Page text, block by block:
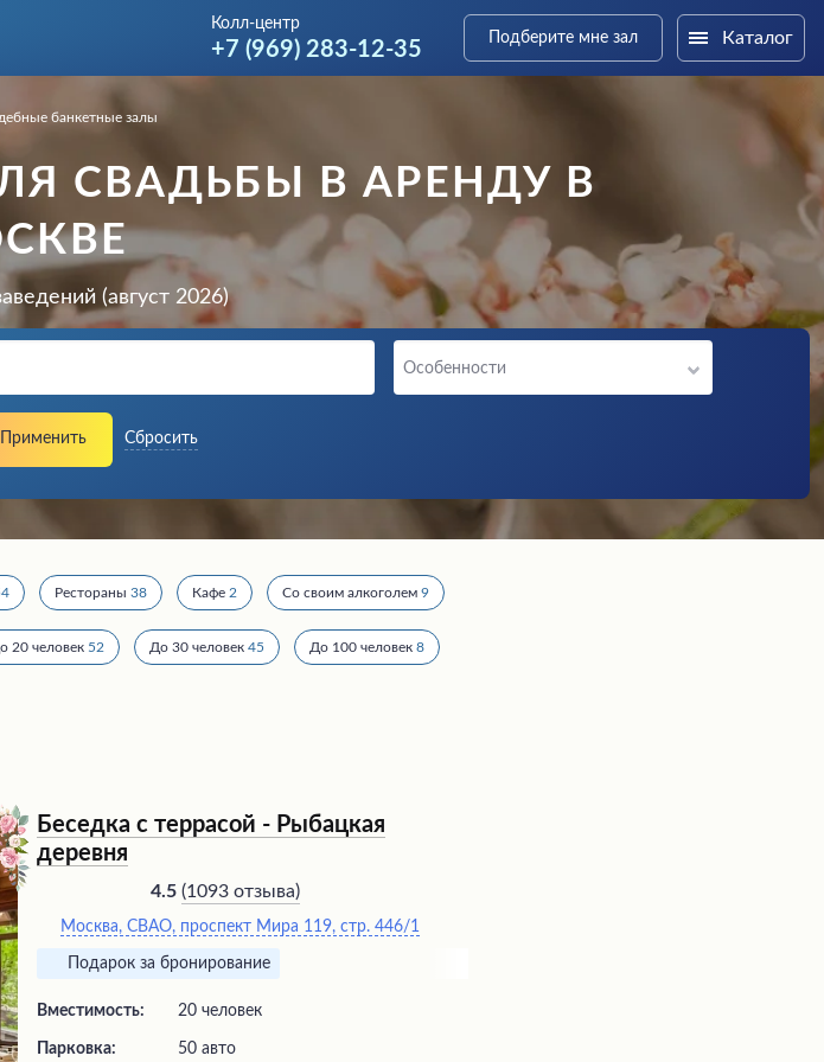
Колл-центр
+7 (969) 283-12-35 Подберите мне зал Каталог
банкетные залы
СВАДЬБЫ В АРЕНДУ В
(август 2026)
Особенности
Применить Сбросить
Рестораны 38 Кафе 2 Со своим алкоголем 9
20 человек 52 До 30 человек 45 До 100 человек 8
Беседка с террасой - Рыбацкая
деревня
4.5 (1093 отзыва)
Москва, СВАО, проспект Мира 119, стр. 446/1
Подарок за бронирование
Вместимость: 20 человек
Парковка: 50 авто